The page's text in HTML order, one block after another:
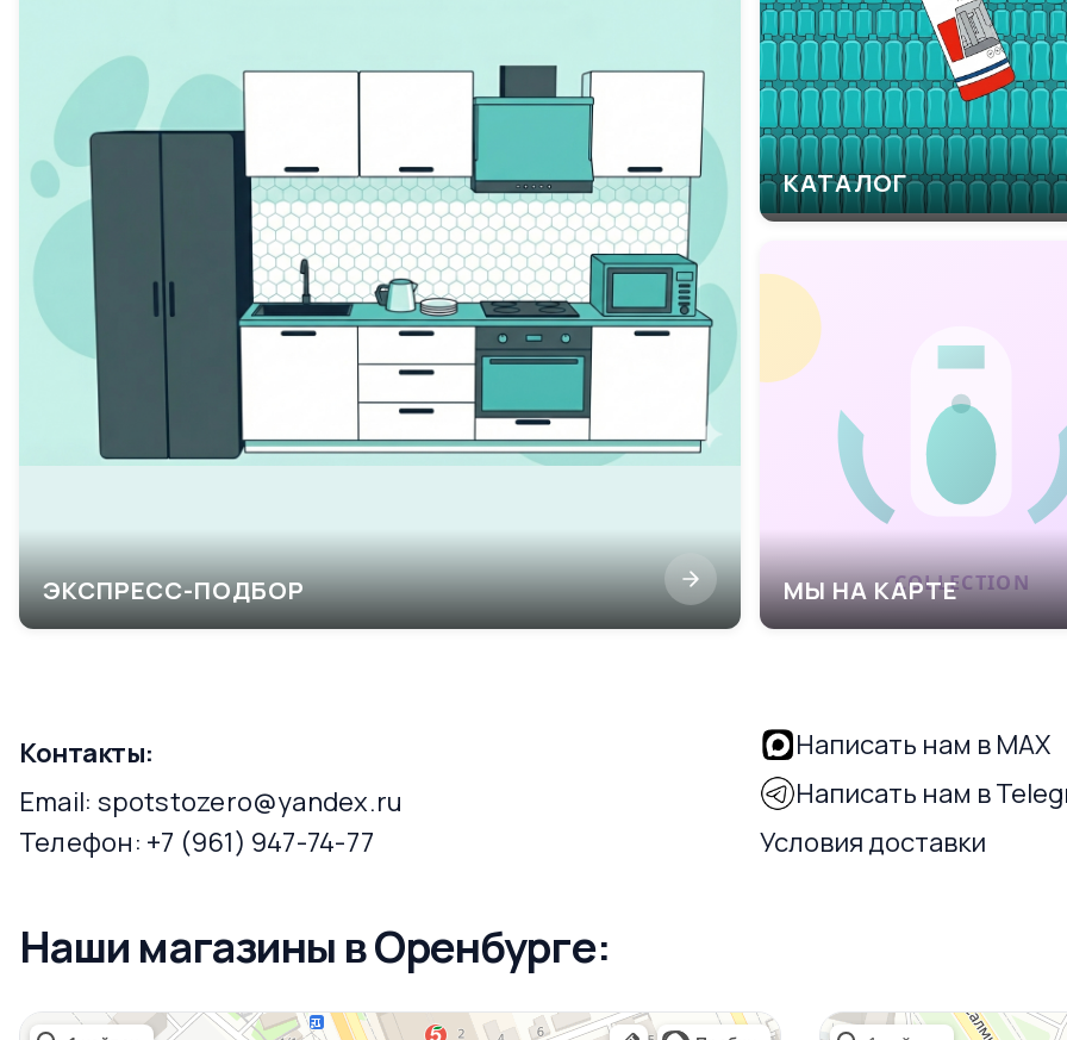
ЭКСПРЕСС-ПОДБОР
КАТАЛОГ
МЫ НА КАРТЕ
Контакты:
Написать нам в MAX
Email: spotstozero@yandex.ru
Написать нам в
Телефон: +7 (961) 947-74-77 Условия доставки
Наши магазины в Оренбурге: